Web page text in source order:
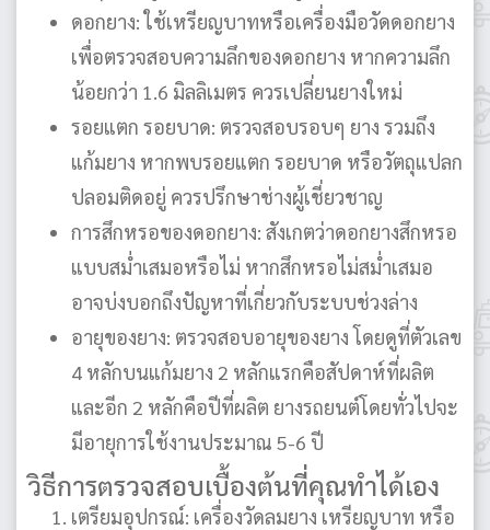
ดอกยาง: ใช้เหรียญบาทหรือเครื่องมือวัดดอกยาง
เพื่อตรวจสอบความลึกของดอกยาง หากความลึก
น้อยกว่า 1.6 มิลลิเมตร ควรเปลี่ยนยางใหม่
รอยแตก รอยบาด: ตรวจสอบรอบๆ ยาง รวมถึง
แก้มยาง หากพบรอยแตก รอยบาด หรือวัตถุแปลก
ปลอมติดอยู่ ควรปรึกษาช่างผู้เชี่ยวชาญ
การสึกหรอของดอกยาง: สังเกตว่าดอกยางสึกหรอ
แบบสม่ำเสมอหรือไม่ หากสึกหรอไม่สม่ำเสมอ
อาจบ่งบอกถึงปัญหาที่เกี่ยวกับระบบช่วงล่าง
อายุของยาง: ตรวจสอบอายุของยาง โดยดูที่ตัวเลข
4 หลักบนแก้มยาง 2 หลักแรกคือสัปดาห์ที่ผลิต
และอีก 2 หลักคือปีที่ผลิต ยางรถยนต์โดยทั่วไปจะ
มีอายุการใช้งานประมาณ 5-6 ปี
วิธีการตรวจสอบเบื้องต้นที่คุณทำได้เอง
เตรียมอุปกรณ์: เครื่องวัดลมยาง เหรียญบาท หรือ